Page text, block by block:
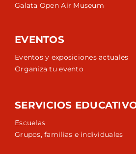
Galata Open Air Museum
EVENTOS
Eventos y exposiciones actuales
Organiza tu evento
SERVICIOS
Escuelas
Grupos, familias e individuales